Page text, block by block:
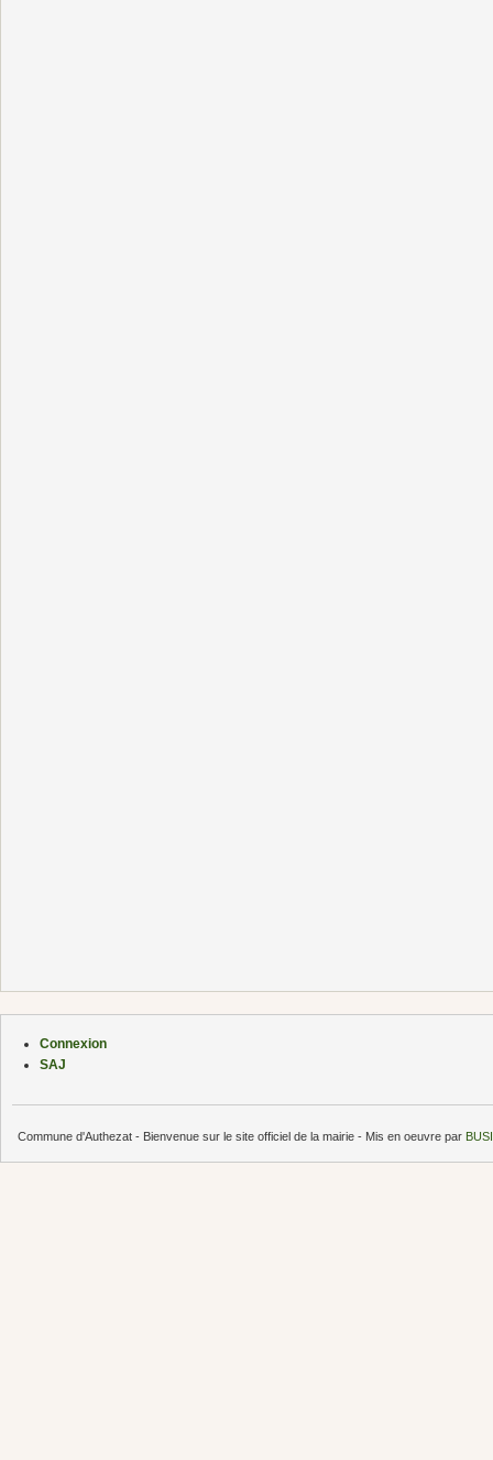
Connexion
SAJ
Commune d'Authezat - Bienvenue sur le site officiel de la mairie - Mis en oeuvre par